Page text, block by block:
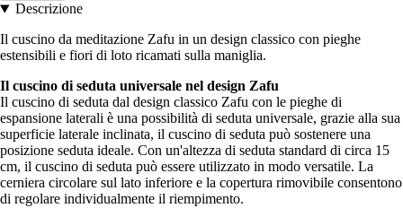
Descrizione
Il cuscino da meditazione Zafu in un design classico con pieghe
estensibili e fiori di loto ricamati sulla maniglia.
Il cuscino di seduta universale nel design Zafu
Il cuscino di seduta dal design classico Zafu con le pieghe di
espansione laterali è una possibilità di seduta universale, grazie alla sua
superficie laterale inclinata, il cuscino di seduta può sostenere una
posizione seduta ideale. Con un'altezza di seduta standard di circa 15
cm, il cuscino di seduta può essere utilizzato in modo versatile. La
cerniera circolare sul lato inferiore e la copertura rimovibile consentono
di regolare individualmente il riempimento.